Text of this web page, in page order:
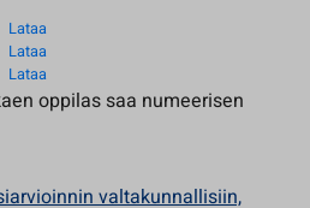
Lataa
Lataa
Lataa
oppilas saa numeerisen
valtakunnallisiin,